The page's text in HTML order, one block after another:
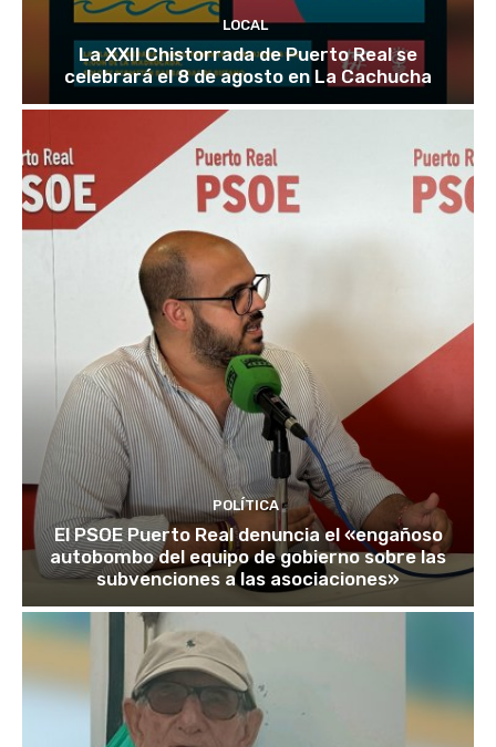
LOCAL
La XXII Chistorrada de Puerto Real se
celebrará el 8 de agosto en La Cachucha
POLÍTICA
El PSOE Puerto Real denuncia el «engañoso
autobombo del equipo de gobierno sobre las
subvenciones a las asociaciones»